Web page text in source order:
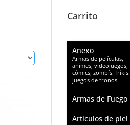
Carrito
Anexo
–
Armas de películas,
animes, videojuegos,
cómics, zombís. fríkis.
juegos de tronos.
Armas de Fuego
Artículos de piel